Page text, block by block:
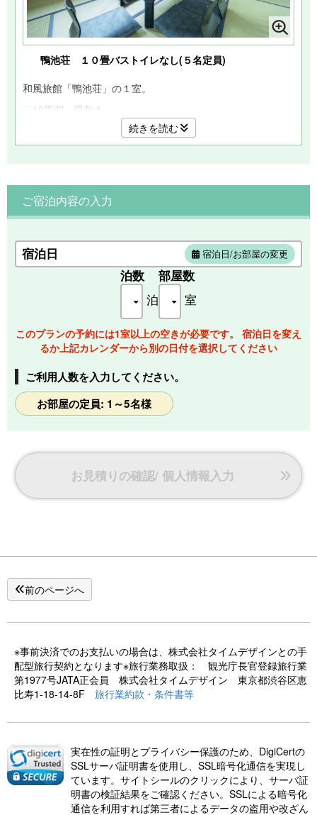
鴨池荘 １０畳バストイレなし(５名定員)
和風旅館「鴨池荘」の１室。
〇10畳間・畳敷き
〇バス・トイレなし(洗面所あり)
季節ごとに趣のある景色をお部屋から感じて頂けます。
続きを読む
ご宿泊内容の入力
宿泊日 宿泊日/お部屋の変更
泊数
泊
部屋数
室
このプランの予約には1室以上の空きが必要です。 宿泊日を変え
るか上記カレンダーから別の日付を選択してください
ご利用人数を入力してください。
お部屋の定員: 1～5名様
お見積りの確認/ 個人情報入力
前のページへ
※事前決済でのお支払いの場合は、株式会社タイムデザインとの手
配型旅行契約となります※旅行業務取扱： 観光庁長官登録旅行業
第1977号JATA正会員 株式会社タイムデザイン 東京都渋谷区恵
比寿1-18-14-8F 旅行業約款・条件書等
実在性の証明とプライバシー保護のため、DigiCertの
SSLサーバ証明書を使用し、SSL暗号化通信を実現し
ています。サイトシールのクリックにより、サーバ証
明書の検証結果をご確認ください。SSLによる暗号化
通信を利用すれば第三者によるデータの盗用や改ざん